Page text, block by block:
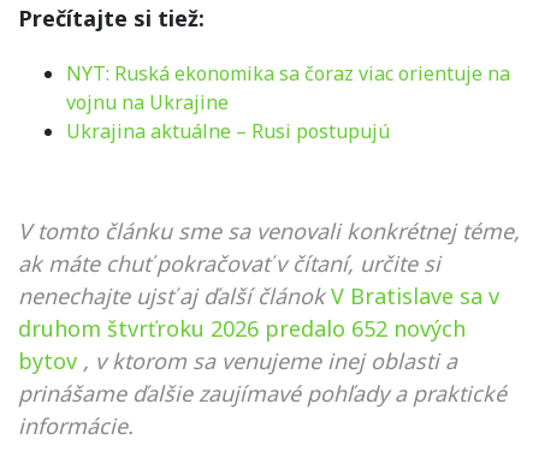
Prečítajte si tiež:
NYT: Ruská ekonomika sa čoraz viac orientuje na
vojnu na Ukrajine
Ukrajina aktuálne – Rusi postupujú
V tomto článku sme sa venovali konkrétnej téme,
ak máte chuť pokračovať v čítaní, určite si
nenechajte ujsť aj ďalší článok V Bratislave sa v
druhom štvrťroku 2026 predalo 652 nových
bytov , v ktorom sa venujeme inej oblasti a
prinášame ďalšie zaujímavé pohľady a praktické
informácie.